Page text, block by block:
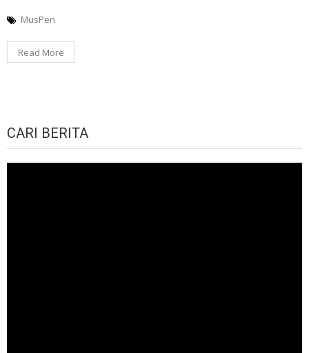
MusPen
Read More
CARI BERITA